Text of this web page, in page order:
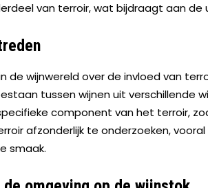
van terroir, wat bijdraagt aan de
de wijnwereld over de invloed van
tussen wijnen uit verschillende
component van het terroir,
afzonderlijk te onderzoeken,
smaak.